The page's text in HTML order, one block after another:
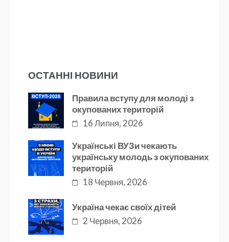
ОСТАННІ НОВИНИ
Правила вступу для молоді з
окупованих територій
16 Липня, 2026
Українські ВУЗи чекають
українську молодь з окупованих
територій
18 Червня, 2026
Україна чекає своїх дітей
2 Червня, 2026